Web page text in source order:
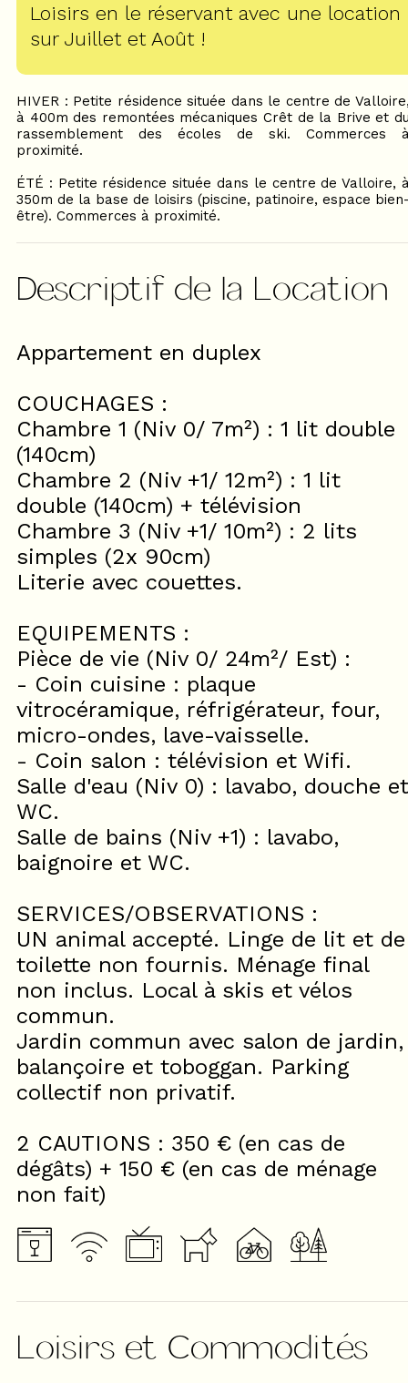
Loisirs en le réservant avec une location
sur Juillet et Août !
HIVER : Petite résidence située dans le centre de
à 400m des remontées mécaniques Crêt de la Brive et
rassemblement des écoles de ski. Commerces
proximité.
ÉTÉ : Petite résidence située dans le centre de Valloire,
350m de la base de loisirs (piscine, patinoire, espace
être). Commerces à proximité.
Descriptif de la Location
Appartement en duplex
COUCHAGES :
Chambre 1 (Niv 0/ 7m²) : 1 lit double
(140cm)
Chambre 2 (Niv +1/ 12m²) : 1 lit
double (140cm) + télévision
Chambre 3 (Niv +1/ 10m²) : 2 lits
simples (2x 90cm)
Literie avec couettes.
EQUIPEMENTS :
Pièce de vie (Niv 0/ 24m²/ Est) :
- Coin cuisine : plaque
vitrocéramique, réfrigérateur, four,
micro-ondes, lave-vaisselle.
- Coin salon : télévision et Wifi.
Salle d'eau (Niv 0) : lavabo, douche et
WC.
Salle de bains (Niv +1) : lavabo,
baignoire et WC.
SERVICES/OBSERVATIONS :
UN animal accepté. Linge de lit et de
toilette non fournis. Ménage final
non inclus. Local à skis et vélos
commun.
Jardin commun avec salon de jardin,
balançoire et toboggan. Parking
collectif non privatif.
2 CAUTIONS : 350 € (en cas de
dégâts) + 150 € (en cas de ménage
non fait)
Loisirs et Commodités